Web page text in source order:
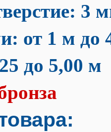
3
от 1 м до
до 5,00 м